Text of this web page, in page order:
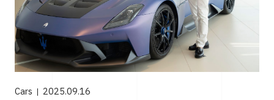
Cars 2025.09.16